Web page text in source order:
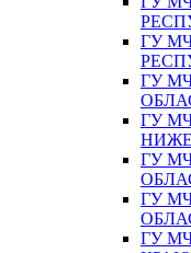
ГУ
ГУ
ГУ
ГУ
ГУ
ГУ